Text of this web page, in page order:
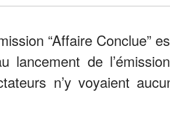
“Affaire Conclue”
lancement de
n’y voyaient